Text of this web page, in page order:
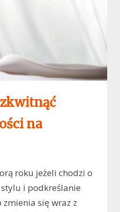
na
roku jeżeli chodzi o
i podkreślanie
zmienia się wraz z